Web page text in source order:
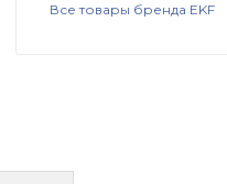
Все товары бренда EKF